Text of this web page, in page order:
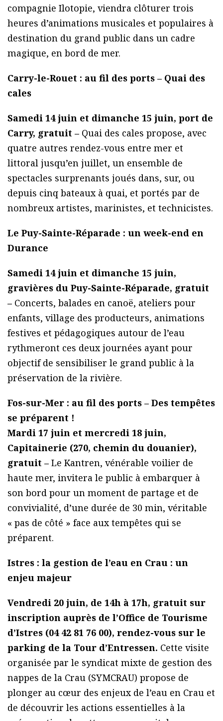
compagnie Ilotopie, viendra clôturer trois
heures d’animations musicales et populaires à
destination du grand public dans un cadre
magique, en bord de mer.
Carry-le-Rouet : au fil des ports – Quai des
cales
Samedi 14 juin et dimanche 15 juin, port de
Carry, gratuit – Quai des cales propose, avec
quatre autres rendez-vous entre mer et
littoral jusqu’en juillet, un ensemble de
spectacles surprenants joués dans, sur, ou
depuis cinq bateaux à quai, et portés par de
nombreux artistes, marinistes, et technicistes.
Le Puy-Sainte-Réparade : un week-end en
Durance
Samedi 14 juin et dimanche 15 juin,
gravières du Puy-Sainte-Réparade, gratuit
– Concerts, balades en canoë, ateliers pour
enfants, village des producteurs, animations
festives et pédagogiques autour de l’eau
rythmeront ces deux journées ayant pour
objectif de sensibiliser le grand public à la
préservation de la rivière.
Fos-sur-Mer : au fil des ports – Des tempêtes
se préparent !
Mardi 17 juin et mercredi 18 juin,
Capitainerie (270, chemin du douanier),
gratuit – Le Kantren, vénérable voilier de
haute mer, invitera le public à embarquer à
son bord pour un moment de partage et de
convivialité, d’une durée de 30 min, véritable
« pas de côté » face aux tempêtes qui se
préparent.
Istres : la gestion de l’eau en Crau : un
enjeu majeur
Vendredi 20 juin, de 14h à 17h, gratuit sur
inscription auprès de l’Office de Tourisme
d’Istres (04 42 81 76 00), rendez-vous sur le
parking de la Tour d’Entressen. Cette visite
organisée par le syndicat mixte de gestion des
nappes de la Crau (SYMCRAU) propose de
plonger au cœur des enjeux de l’eau en Crau et
de découvrir les actions essentielles à la